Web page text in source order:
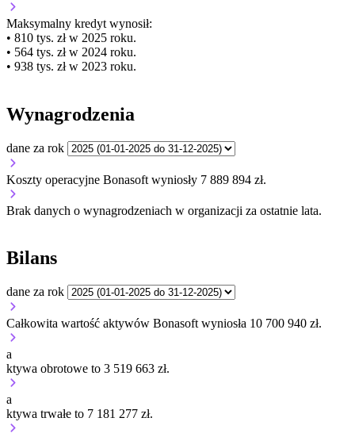
Maksymalny kredyt wynosił:
• 810 tys. zł w 2025 roku.
• 564 tys. zł w 2024 roku.
• 938 tys. zł w 2023 roku.
Wynagrodzenia
dane za rok
Koszty operacyjne Bonasoft wyniosły 7 889 894 zł.
Brak danych o wynagrodzeniach w organizacji za ostatnie lata.
Bilans
dane za rok
Całkowita wartość aktywów Bonasoft wyniosła 10 700 940 zł.
a
ktywa obrotowe to 3 519 663 zł.
a
ktywa trwałe to 7 181 277 zł.